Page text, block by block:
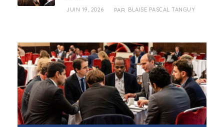
JUIN 19, 2026 PAR BLAISE PASCAL TANGUY